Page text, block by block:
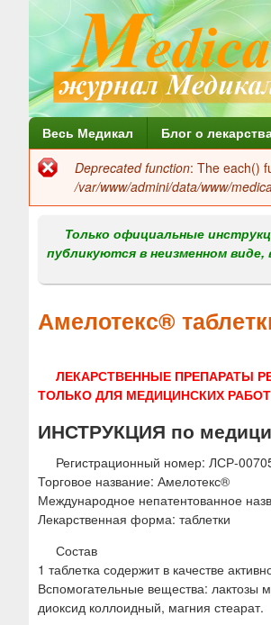
Г
л
н
м
н
Весь Медикал Блог о
Сообщение
об
ошибке
Deprecated function: The each()
/var/www/admini/data/www/
Только официальные
публикуются в неизменном
Амелотекс®
ЛЕКАРСТВЕННЫЕ ПРЕПАРАТЫ
ТОЛЬКО ДЛЯ МЕДИЦИНСКИХ
ИНСТРУКЦИЯ по
Регистрационный номер: ЛСР-
Торговое название: Амелотекс®
Международное непатентованное
Лекарственная форма: таблетки
Состав
1 таблетка содержит в качестве
Вспомогательные вещества: лактозы
диоксид коллоидный, магния стеарат.